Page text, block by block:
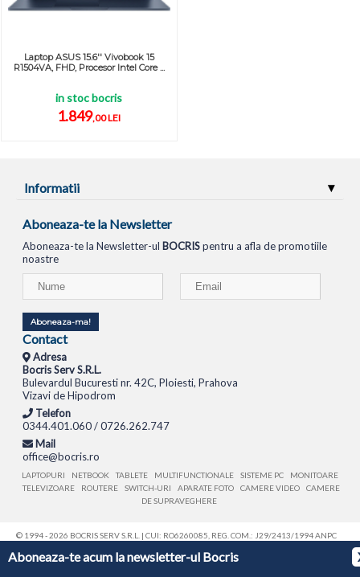
Aboneaza-te acum la newsletter-ul Bocris
Laptop ASUS 15.6'' Vivobook 15
R1504VA, FHD, Procesor Intel Core ...
in stoc bocris
1.849,00 LEI
Informatii
Aboneaza-te la Newsletter
Aboneaza-te la Newsletter-ul BOCRISpentru a afla de promotiile
noastre
Aboneaza-ma!
Contact
Adresa
Bocris Serv S.R.L.
Bulevardul Bucuresti nr. 42C, Ploiesti, Prahova
Vizavi de Hipodrom
Telefon
0344.401.060 / 0726.262.747
Mail
office@bocris.ro
LAPTOPURI NETBOOK TABLETE MULTIFUNCTIONALE SISTEME PC
MONITOARE
TELEVIZOARE
ROUTERE SWITCH-URI APARATE FOTO CAMERE VIDEO
CAMERE
DE SUPRAVEGHERE
© 1994 - 2026 BOCRIS SERV S.R.L. | CUI: RO6260085, REG. COM.: J29/2413/1994ANPC